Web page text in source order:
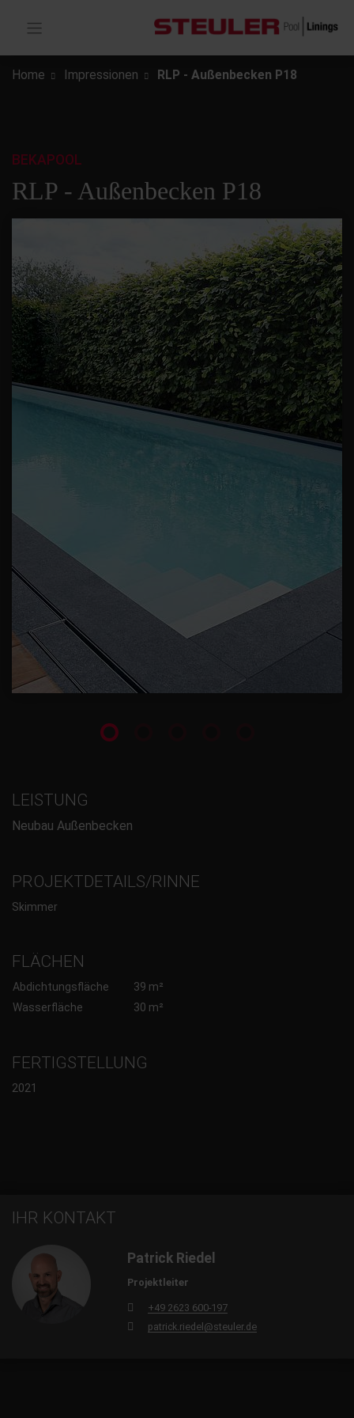
Home Impressionen RLP - Außenbecken P18
RLP - Außenbecken P18
BEKAPOOL
LEISTUNG
Neubau Außenbecken
PROJEKTDETAILS/RINNE
Skimmer
FLÄCHEN
Abdichtungsfläche
39 m²
Wasserfläche
30 m²
FERTIGSTELLUNG
2021
IHR KONTAKT
Patrick Riedel
Projektleiter
+49 2623 600-197
patrick.riedel@steuler.de